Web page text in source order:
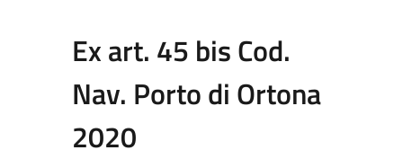
Ex art. 45 bis Cod.
Nav. Porto di Ortona
2020